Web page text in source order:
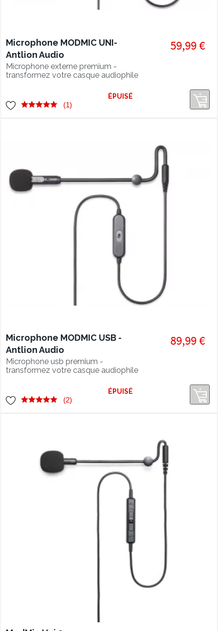
Microphone MODMIC UNI-
Antlion Audio
Microphone externe premium -
transformez votre casque audiophile
59,99 €
(1)
ÉPUISÉ
Microphone MODMIC USB -
Antlion Audio
Microphone usb premium -
transformez votre casque audiophile
micro externe haut de gamme
89,99 €
(2)
ÉPUISÉ